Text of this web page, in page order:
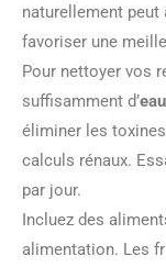
naturellement peut
favoriser une
Pour nettoyer vos
suffisamment d’eau
éliminer les
calculs rénaux.
par jour.
Incluez des
alimentation. Les